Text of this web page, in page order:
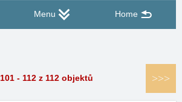
Menu Home
101 - 112 z 112 objektů >>>